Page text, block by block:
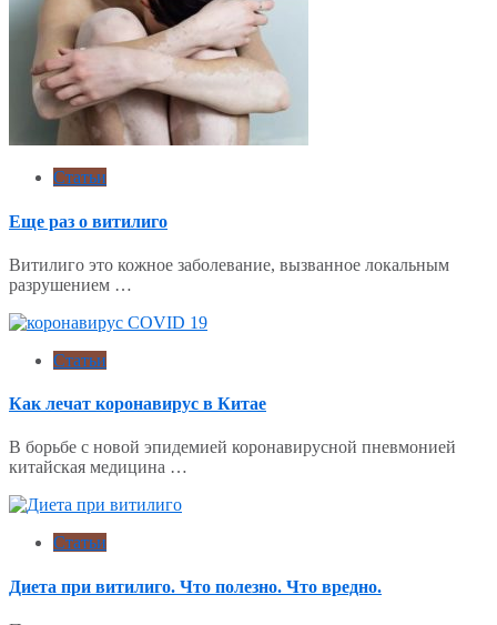
Статьи
Еще раз о витилиго
Витилиго это кожное заболевание, вызванное локальным
разрушением …
Статьи
Как лечат коронавирус в Китае
В борьбе с новой эпидемией коронавирусной пневмонией
китайская медицина …
Статьи
Диета при витилиго. Что полезно. Что вредно.